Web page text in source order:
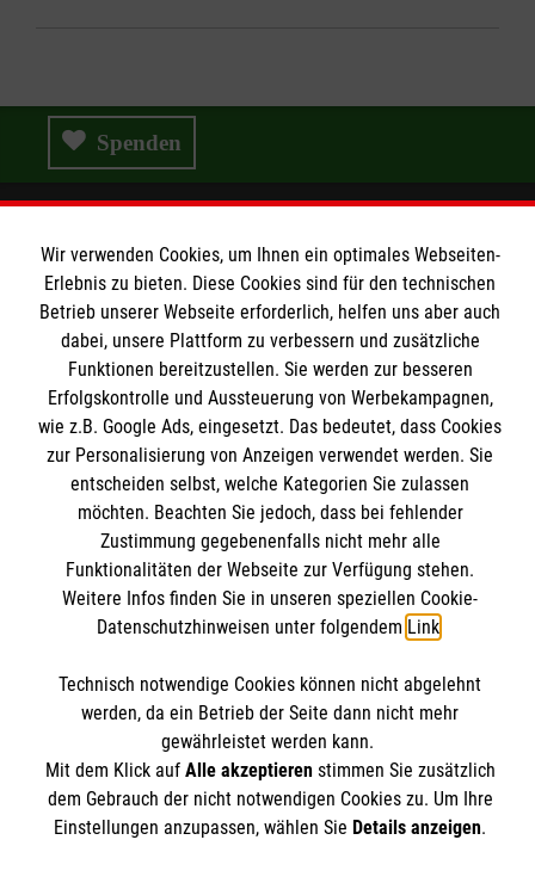
Spenden
Wir Malteser
Wir Malteser
Spenden & Helfen
Angebote & Leistungen
Kursangebote
ktiv werden
Informationen
Kontakt
Presse und Medien
Datenschutz
Barrierefreiheit
Malteser online
Malteserorden
Malteser International
Mediathek
Sharepoint
Empfänger: Malteser Hilfsdienst e.V.
IBAN: DE90 6005 0101 0001 2706 88
BIC: SOLADEST600
Der Malteser Hilfsdienst e.V. ist als eingetragene
gemeinnützige Organisation von der Körperschaft- und
Gewerbesteuer befreit.
Wir verwenden Cookies, um Ihnen ein optimales Webseiten-
Erlebnis zu bieten. Diese Cookies sind für den technischen
Betrieb unserer Webseite erforderlich, helfen uns aber auch
dabei, unsere Plattform zu verbessern und zusätzliche
Funktionen bereitzustellen. Sie werden zur besseren
Erfolgskontrolle und Aussteuerung von Werbekampagnen,
wie z.B. Google Ads, eingesetzt. Das bedeutet, dass Cookies
zur Personalisierung von Anzeigen verwendet werden. Sie
entscheiden selbst, welche Kategorien Sie zulassen
möchten. Beachten Sie jedoch, dass bei fehlender
Zustimmung gegebenenfalls nicht mehr alle
Funktionalitäten der Webseite zur Verfügung stehen.
Weitere Infos finden Sie in unseren speziellen Cookie-
Datenschutzhinweisen unter folgendem Link.
Technisch notwendige Cookies können nicht abgelehnt
werden, da ein Betrieb der Seite dann nicht mehr
gewährleistet werden kann.
Mit dem Klick auf Alle akzeptierenstimmen Sie zusätzlich
dem Gebrauch der nicht notwendigen Cookies zu. Um Ihre
Einstellungen anzupassen, wählen Sie Details anzeigen.